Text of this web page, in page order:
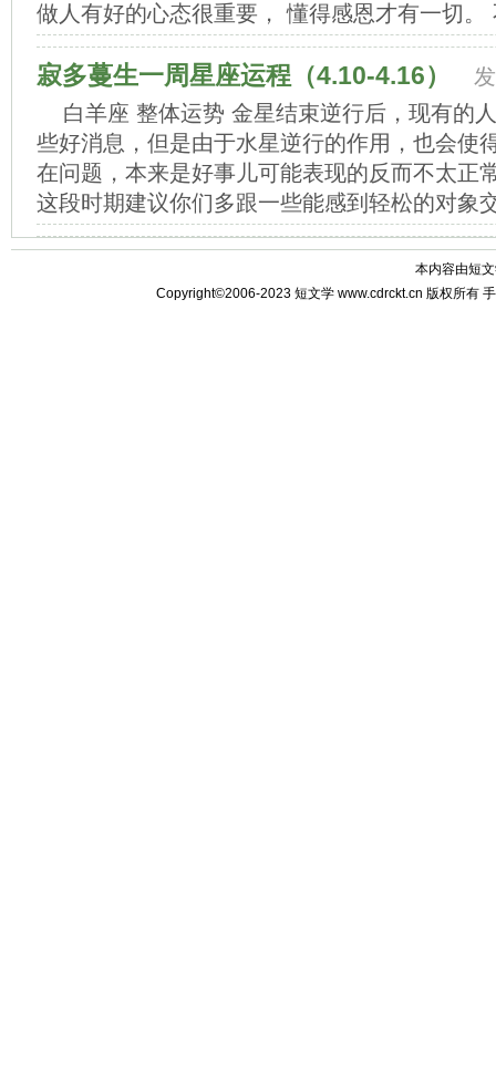
做人有好的心态很重要， 懂得感恩才有一切。
寂多蔓生一周星座运程（4.10-4.16）
白羊座 整体运势 金星结束逆行后，现有的
些好消息，但是由于水星逆行的作用，也会使
在问题，本来是好事儿可能表现的反而不太正
这段时期建议你们多跟一些能感到轻松的对象
本内容由短
Copyright©2006-2023 短文学 www.cdrckt.cn 版权所有